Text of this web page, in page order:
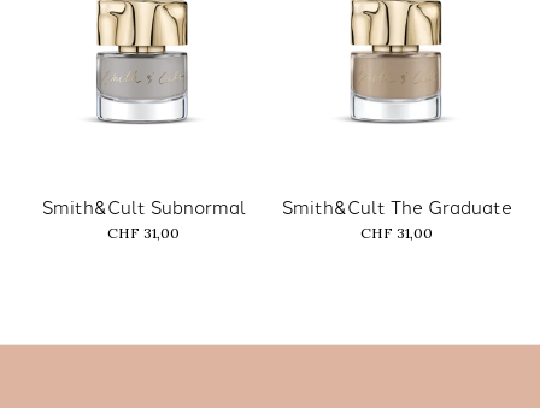
Smith&Cult Subnormal
CHF 31,00
Smith&Cult The Graduate
CHF 31,00